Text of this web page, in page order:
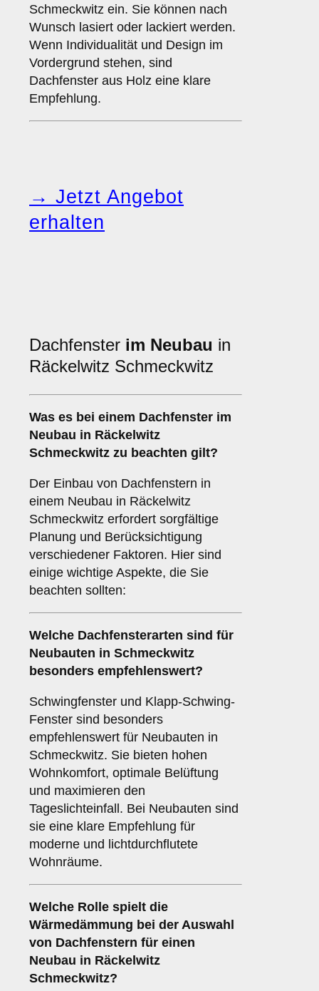
Schmeckwitz ein. Sie können nach
Wunsch lasiert oder lackiert werden.
Wenn Individualität und Design im
Vordergrund stehen, sind
Dachfenster aus Holz eine klare
Empfehlung.
→ Jetzt Angebot
erhalten
Dachfenster im Neubau in
Räckelwitz Schmeckwitz
Was es bei einem Dachfenster im
Neubau in Räckelwitz
Schmeckwitz zu beachten gilt?
Der Einbau von Dachfenstern in
einem Neubau in Räckelwitz
Schmeckwitz erfordert sorgfältige
Planung und Berücksichtigung
verschiedener Faktoren. Hier sind
einige wichtige Aspekte, die Sie
beachten sollten:
Welche Dachfensterarten sind für
Neubauten in Schmeckwitz
besonders empfehlenswert?
Schwingfenster und Klapp-Schwing-
Fenster sind besonders
empfehlenswert für Neubauten in
Schmeckwitz. Sie bieten hohen
Wohnkomfort, optimale Belüftung
und maximieren den
Tageslichteinfall. Bei Neubauten sind
sie eine klare Empfehlung für
moderne und lichtdurchflutete
Wohnräume.
Welche Rolle spielt die
Wärmedämmung bei der Auswahl
von Dachfenstern für einen
Neubau in Räckelwitz
Schmeckwitz?